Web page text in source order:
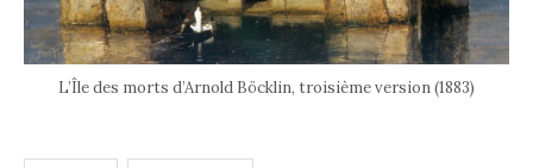
L’Île des morts d’Arnold Böcklin, troisième version (1883)